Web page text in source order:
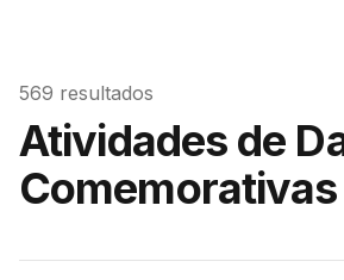
569 resultados
Atividades de
Comemorativas